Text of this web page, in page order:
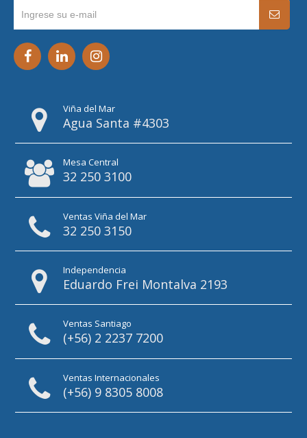
Viña del Mar
Agua Santa #4303
Mesa Central
32 250 3100
Ventas Viña del Mar
32 250 3150
Independencia
Eduardo Frei Montalva 2193
Ventas Santiago
(+56) 2 2237 7200
Ventas Internacionales
(+56) 9 8305 8008